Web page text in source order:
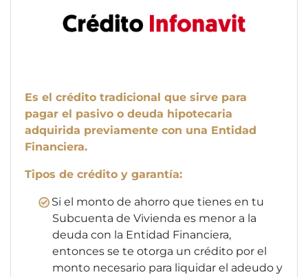
Es el crédito tradicional que sirve para
pagar el pasivo o deuda hipotecaria
adquirida previamente con una Entidad
Financiera.
Tipos de crédito y garantía:
Si el monto de ahorro que tienes en tu
Subcuenta de Vivienda es menor a la
deuda con la Entidad Financiera,
entonces se te otorga un crédito por el
monto necesario para liquidar el adeudo y